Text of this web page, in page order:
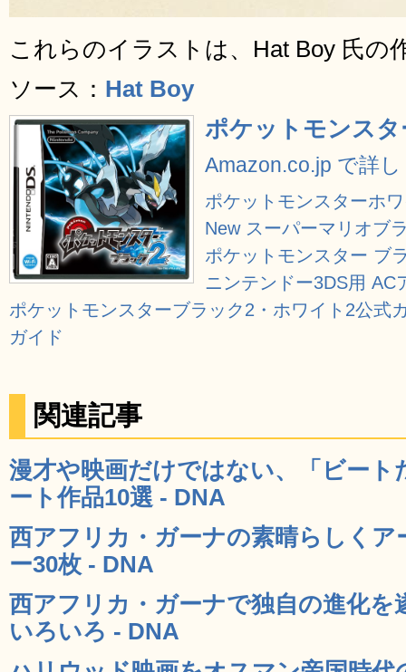
これらのイラストは、Hat Boy 氏の
ソース： Hat Boy
ポケットモンス
Amazon.co.jp で詳
ポケットモンスターホ
New スーパーマリオブ
ポケットモンスター ブ
ニンテンドー3DS用 AC
ポケットモンスターブラック2・ホワイト2公式
ガイド
関連記事
漫才や映画だけではない、「ビート
ート作品10選 - DNA
西アフリカ・ガーナの素晴らしくア
ー30枚 - DNA
西アフリカ・ガーナで独自の進化を
いろいろ - DNA